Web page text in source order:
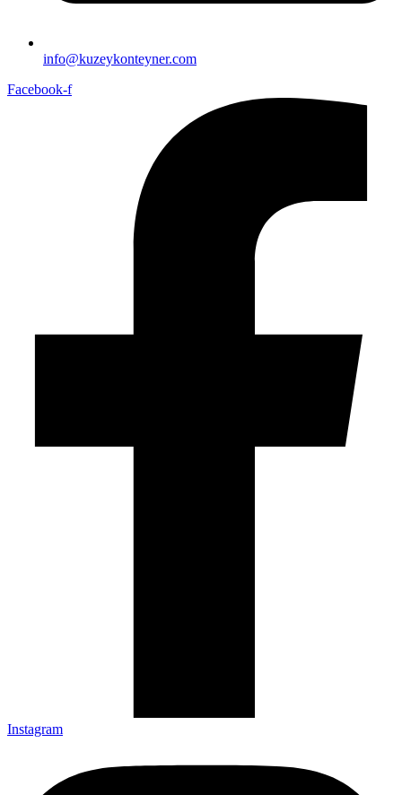
info@kuzeykonteyner.com
Facebook-f
Instagram